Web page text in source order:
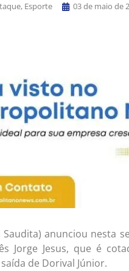
, Esporte 03 de maio de
Saudita) anunciou nesta
Jorge Jesus, que é
de Dorival Júnior.